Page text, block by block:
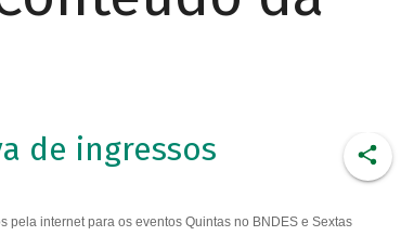
de ingressos
internet para os eventos Quintas no BNDES e Sextas